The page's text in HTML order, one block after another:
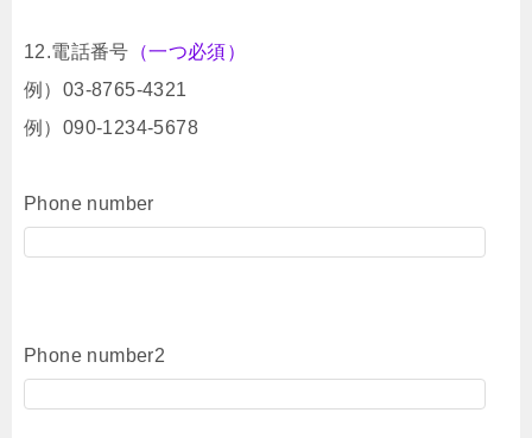
12.電話番号 （一つ必須）
例）03-8765-4321
例）090-1234-5678
Phone number
Phone number2